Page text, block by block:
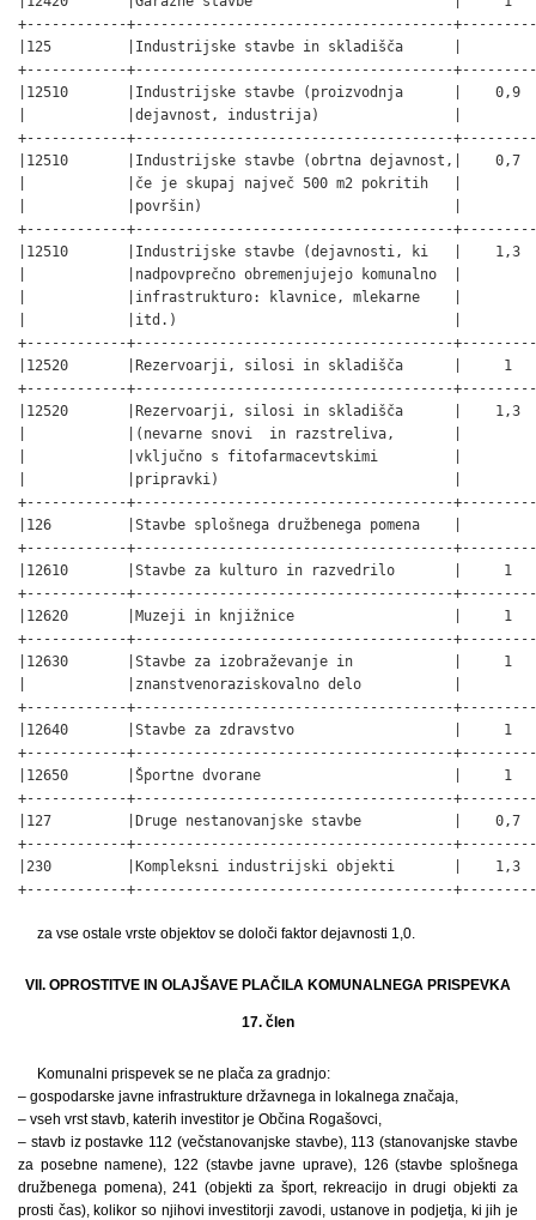
+------------+--------------------------------------
|125         |Industrijske stavbe in skladišča      |
+------------+--------------------------------------
|12510       |Industrijske stavbe (proizvodnja      |    0,9
|            |dejavnost, industrija)                |
+------------+--------------------------------------
|12510       |Industrijske stavbe (obrtna dejavnost,|
|            |če je skupaj največ 500 m2 pokritih   |
|            |površin)                              |
+------------+--------------------------------------
|12510       |Industrijske stavbe (dejavnosti, ki   |    1,3
|            |nadpovprečno obremenjujejo komunalno  |
|            |infrastrukturo: klavnice, mlekarne    |
|            |itd.)                                 |
+------------+--------------------------------------
|12520       |Rezervoarji, silosi in skladišča      |     1
+------------+--------------------------------------
|12520       |Rezervoarji, silosi in skladišča      |    1,3
|            |(nevarne snovi  in razstreliva,       |
|            |vključno s fitofarmacevtskimi         |
|            |pripravki)                            |
+------------+--------------------------------------
|126         |Stavbe splošnega družbenega pomena    |
+------------+--------------------------------------
|12610       |Stavbe za kulturo in razvedrilo       |     1
+------------+--------------------------------------
|12620       |Muzeji in knjižnice                   |     1
+------------+--------------------------------------
|12630       |Stavbe za izobraževanje in            |     1
|            |znanstvenoraziskovalno delo           |
+------------+--------------------------------------
|12640       |Stavbe za zdravstvo                   |     1
+------------+--------------------------------------
|12650       |Športne dvorane                       |     1
+------------+--------------------------------------
|127         |Druge nestanovanjske stavbe           |    0,7
+------------+--------------------------------------
|230         |Kompleksni industrijski objekti       |    1,3
+------------+--------------------------------------
za vse ostale vrste objektov se določi faktor dejavnosti 1,0.
VII. OPROSTITVE IN OLAJŠAVE PLAČILA KOMUNALNEGA PRISPEVKA
17. člen
Komunalni prispevek se ne plača za gradnjo:
– gospodarske javne infrastrukture državnega in lokalnega značaja,
– vseh vrst stavb, katerih investitor je Občina Rogašovci,
– stavb iz postavke 112 (večstanovanjske stavbe), 113 (stanovanjske stavbe
za posebne namene), 122 (stavbe javne uprave), 126 (stavbe splošnega
družbenega pomena), 241 (objekti za šport, rekreacijo in drugi objekti za
prosti čas), kolikor so njihovi investitorji zavodi, ustanove in podjetja, ki jih je